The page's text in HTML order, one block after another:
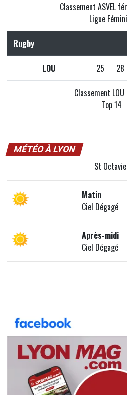
Classement ASVEL
Ligue
Rugby
LOU 25 28
Classement LOU
Top 14
MÉTÉO À LYON
St
Matin
Ciel Dégagé
Après-midi
Ciel Dégagé